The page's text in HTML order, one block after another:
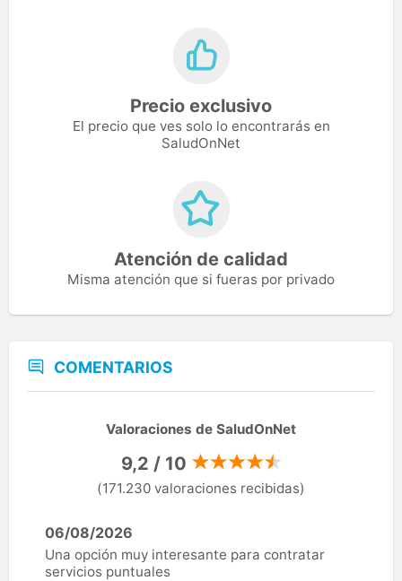
Precio exclusivo
El precio que ves solo lo encontrarás en
SaludOnNet
Atención de calidad
Misma atención que si fueras por privado
COMENTARIOS
Valoraciones de SaludOnNet
9,2 / 10
(171.230 valoraciones recibidas)
06/08/2026
Una opción muy interesante para contratar
servicios puntuales